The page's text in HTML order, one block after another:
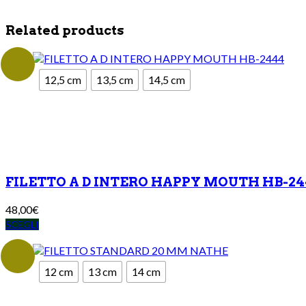
Related products
12,5 cm 13,5 cm 14,5 cm
FILETTO A D INTERO HAPPY MOUTH HB-
48,00€
SCEGLI
12 cm 13 cm 14 cm